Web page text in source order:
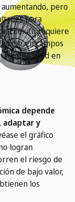
aumentando, pero
para
El éxito requiere
en campos
la intensidad en
depende
adaptar y
el gráfico
logran
el riesgo de
de bajo valor,
los